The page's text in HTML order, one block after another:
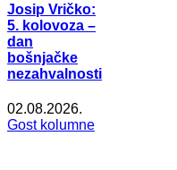
Josip Vričko:
5. kolovoza –
dan
bošnjačke
nezahvalnosti
02.08.2026.
Gost kolumne